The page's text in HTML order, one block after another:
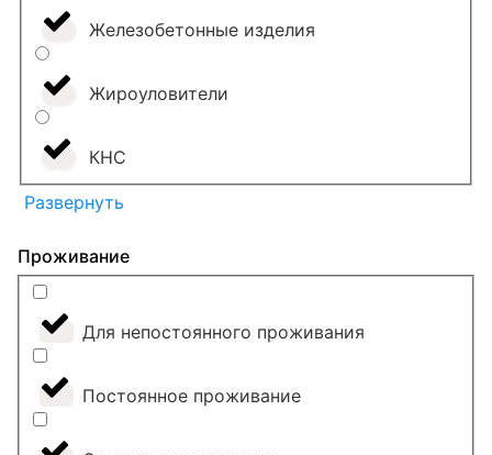
Железобетонные изделия
Жироуловители
КНС
Развернуть
Проживание
Для непостоянного проживания
Постоянное проживание